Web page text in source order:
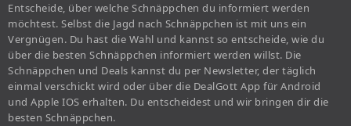
Entscheide, über welche Schnäppchen du informiert werden
möchtest. Selbst die Jagd nach Schnäppchen ist mit uns ein
Vergnügen. Du hast die Wahl und kannst so entscheide, wie du
über die besten Schnäppchen informiert werden willst. Die
Schnäppchen und Deals kannst du per Newsletter, der täglich
einmal verschickt wird oder über die DealGott App für Android
und Apple IOS erhalten. Du entscheidest und wir bringen dir die
besten Schnäppchen.